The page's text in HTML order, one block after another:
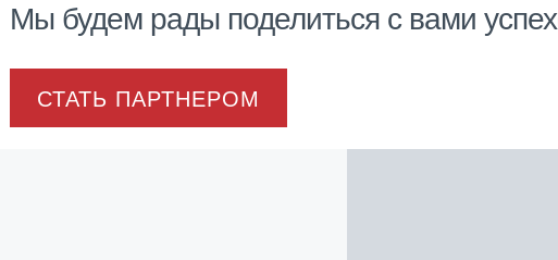
Мы будем рады поделиться с вами
СТАТЬ ПАРТНЕРОМ